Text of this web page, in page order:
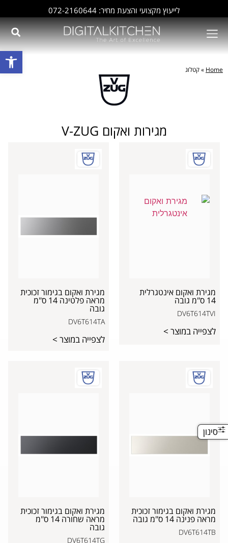
פתח
לייעוץ מקצועי והצעת מחיר: 072-2160644
Home
»קטלוג
מגירות ואקום V-ZUG
סינון
מגירת ואקום אינטגרלית
14 ס"מ גובה
DV6T614TVI
לצפייה במוצר >
מגירת ואקום בגימור זכוכית
מראה פלטינה 14 ס"מ
גובה
DV6T614TA
לצפייה במוצר >
מגירת ואקום בגימור זכוכית
מראה פנינה 14 ס"מ גובה
DV6T614TB
מגירת ואקום בגימור זכוכית
מראה שחורה 14 ס"מ
גובה
DV6T614TG